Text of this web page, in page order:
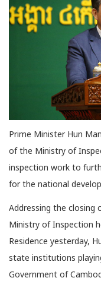
Prime Minister Hun
of the Ministry of
inspection work to
for the national
Addressing the closing
Ministry of Inspection
Residence yesterday,
state institutions
Government of